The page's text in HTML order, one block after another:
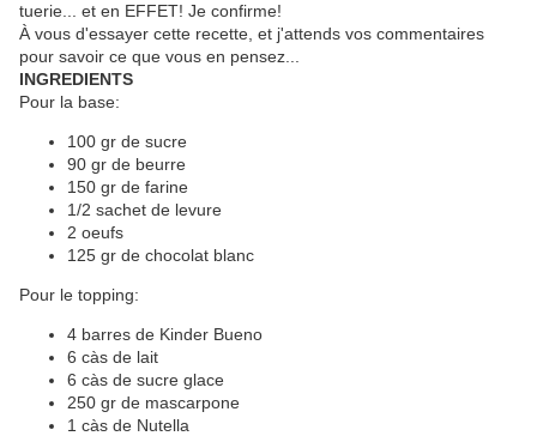
tuerie... et en EFFET! Je confirme!
À vous d'essayer cette recette, et j'attends vos commentaires
pour savoir ce que vous en pensez...
INGREDIENTS
Pour la base:
100 gr de sucre
90 gr de beurre
150 gr de farine
1/2 sachet de levure
2 oeufs
125 gr de chocolat blanc
Pour le topping:
4 barres de Kinder Bueno
6 càs de lait
6 càs de sucre glace
250 gr de mascarpone
1 càs de Nutella